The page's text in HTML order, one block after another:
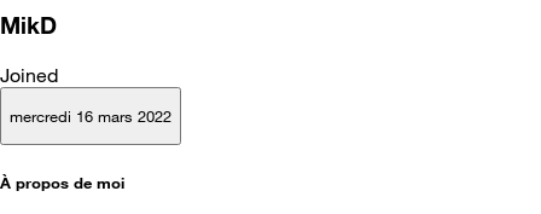
MikD
Joined
mercredi 16 mars 2022
À propos de moi